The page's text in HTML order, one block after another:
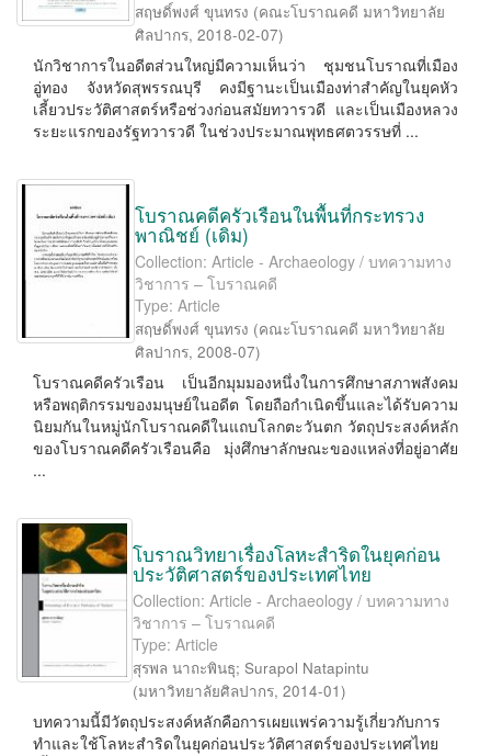
สฤษดิ์พงศ์ ขุนทรง (คณะโบราณคดี มหาวิทยาลัย
ศิลปากร, 2018-02-07)
นักวิชาการในอดีตส่วนใหญ่มีความเห็นว่า ชุมชนโบราณที่เมือง
อู่ทอง จังหวัดสุพรรณบุรี คงมีฐานะเป็นเมืองท่าสำคัญในยุคหัว
เลี้ยวประวัติศาสตร์หรือช่วงก่อนสมัยทวารวดี และเป็นเมืองหลวง
ระยะแรกของรัฐทวารวดี ในช่วงประมาณพุทธศตวรรษที่ ...
โบราณคดีครัวเรือนในพื้นที่กระทรวง
พาณิชย์ (เดิม)
Collection: Article - Archaeology / บทความทาง
วิชาการ – โบราณคดี
Type: Article
สฤษดิ์พงศ์ ขุนทรง (คณะโบราณคดี มหาวิทยาลัย
ศิลปากร, 2008-07)
โบราณคดีครัวเรือน เป็นอีกมุมมองหนึ่งในการศึกษาสภาพสังคม
หรือพฤติกรรมของมนุษย์ในอดีต โดยถือกำเนิดขึ้นและได้รับความ
นิยมกันในหมู่นักโบราณคดีในแถบโลกตะวันตก วัตถุประสงค์หลัก
ของโบราณคดีครัวเรือนคือ มุ่งศึกษาลักษณะของแหล่งที่อยู่อาศัย
...
โบราณวิทยาเรื่องโลหะสำริดในยุคก่อน
ประวัติศาสตร์ของประเทศไทย
Collection: Article - Archaeology / บทความทาง
วิชาการ – โบราณคดี
Type: Article
สุรพล นาถะพินธุ;Surapol Natapintu
(มหาวิทยาลัยศิลปากร,2014-01)
บทความนี้มีวัตถุประสงค์หลักคือการเผยแพร่ความรู้เกี่ยวกับการ
ทำและใช้โลหะสำริดในยุคก่อนประวัติศาสตร์ของประเทศไทย